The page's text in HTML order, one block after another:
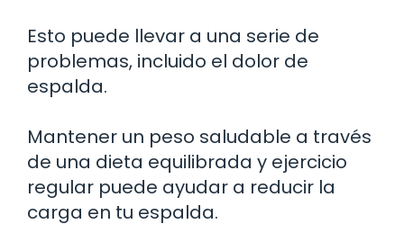
Esto puede llevar a una serie de
problemas, incluido el dolor de
espalda.
Mantener un peso saludable a través
de una dieta equilibrada y ejercicio
regular puede ayudar a reducir la
carga en tu espalda.